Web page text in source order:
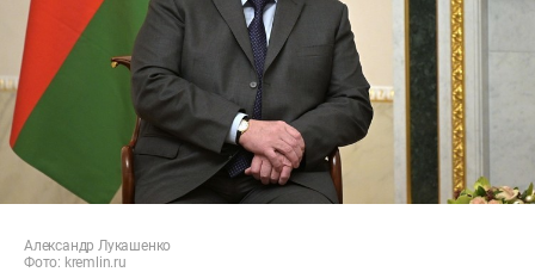
Александр Лукашенко
Фото: kremlin.ru